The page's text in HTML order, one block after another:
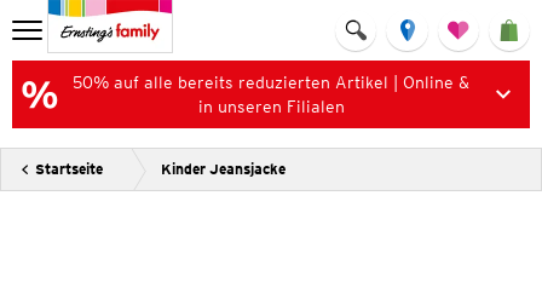
50% auf alle bereits reduzierten Artikel | Online &
in unseren Filialen
Startseite Kinder Jeansjacke